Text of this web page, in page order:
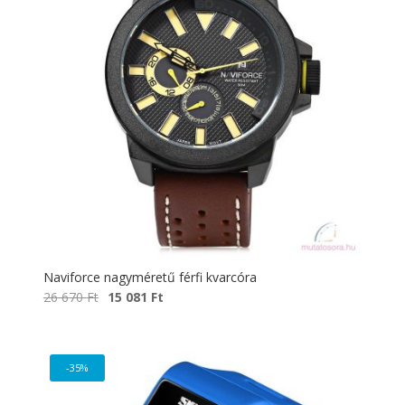
Naviforce nagyméretű férfi kvarcóra
26 670Ft Original
26
670 Ft.
15 081 Ft
15
081 Ft.
-35%